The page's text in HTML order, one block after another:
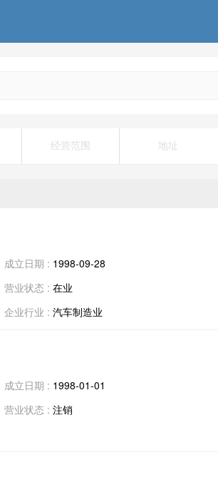
经营范围 地址
成立日期 : 1998-09-28
营业状态 : 在业
企业行业 : 汽车制造业
成立日期 : 1998-01-01
营业状态 : 注销